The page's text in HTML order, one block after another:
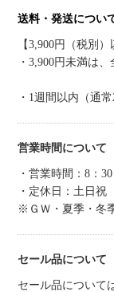
送料・発送につい
【3,900円（税別
・3,900円未満は
・1週間以内（通
営業時間について
・営業時間：8：
・定休日：土日祝
※ＧＷ・夏季・冬
セール品について
セール品について